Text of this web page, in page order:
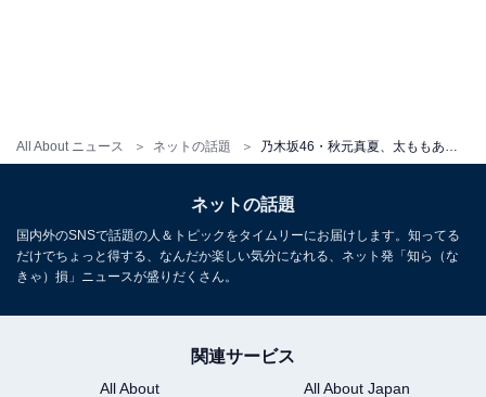
All About ニュース ネットの話題
ネットの話題
国内外のSNSで話題の人＆トピックをタイムリーにお届けします。知ってる
だけでちょっと得する、なんだか楽しい気分になれる、ネット発「知ら（な
きゃ）損」ニュースが盛りだくさん。
関連サービス
All About
All About Japan